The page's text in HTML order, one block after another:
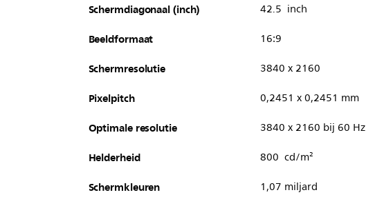
Schermdiagonaal (inch) 42.5 inch
Beeldformaat 16:9
Schermresolutie 3840 x 2160
Pixelpitch 0,2451 x 0,2451 mm
Optimale resolutie 3840 x 2160 bij 60 Hz
Helderheid 800 cd/m²
Schermkleuren 1,07 miljard